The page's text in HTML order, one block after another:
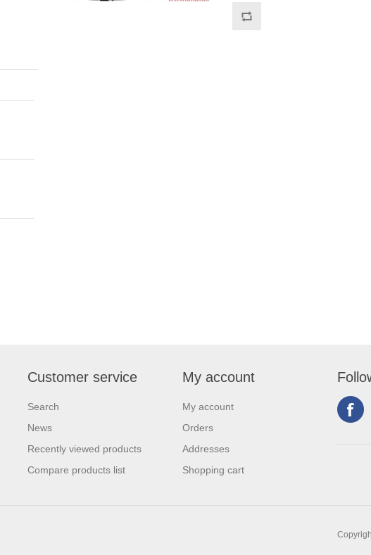
Customer service
Search
News
Recently viewed products
Compare products list
My account
My account
Orders
Addresses
Shopping cart